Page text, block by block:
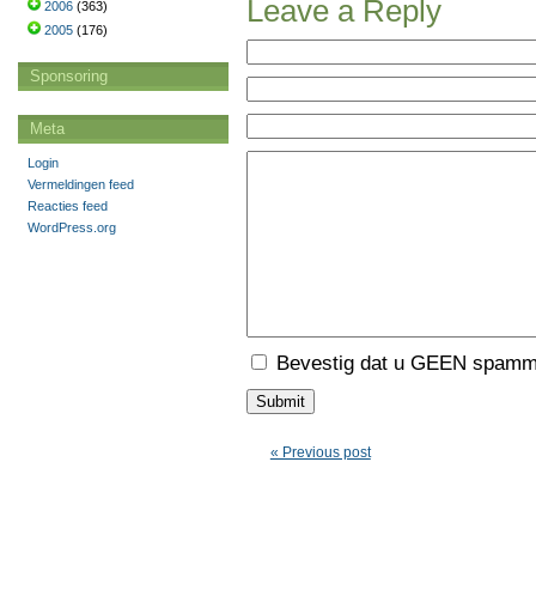
Leave a Reply
Bevestig dat u GEEN
« Previous post
2006 (363)
2005 (176)
Sponsoring
Meta
Login
Vermeldingen feed
Reacties feed
WordPress.org